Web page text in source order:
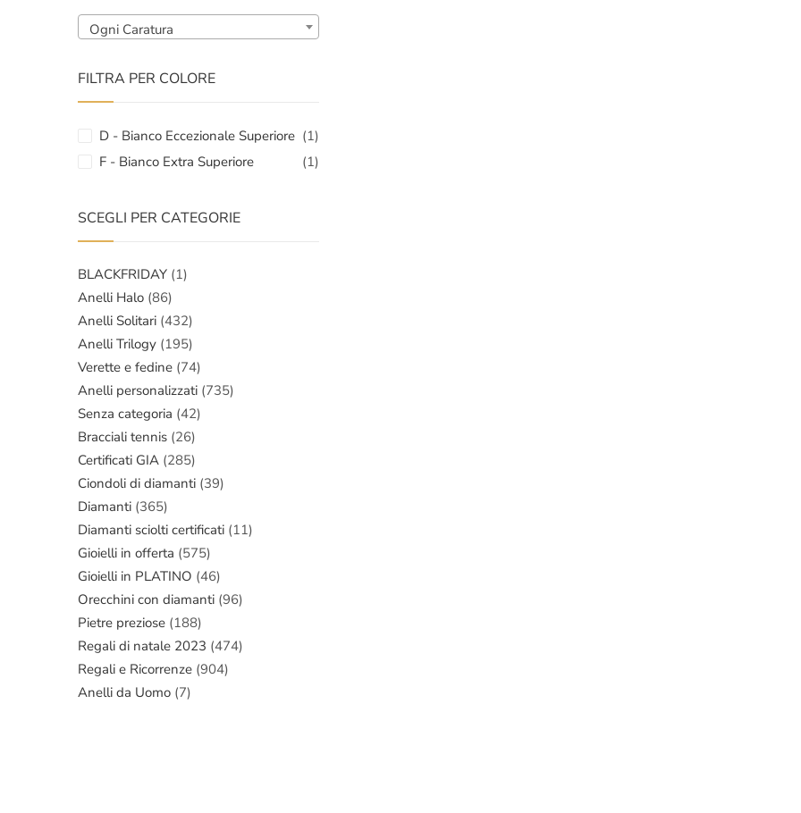
Ogni Caratura
FILTRA PER COLORE
D - Bianco Eccezionale Superiore (1)
F - Bianco Extra Superiore
(1)
SCEGLI PER CATEGORIE
BLACKFRIDAY (1)
Anelli Halo (86)
Anelli Solitari (432)
Anelli Trilogy (195)
Verette e fedine (74)
Anelli personalizzati (735)
Senza categoria (42)
Bracciali tennis (26)
Certificati GIA (285)
Ciondoli di diamanti (39)
Diamanti (365)
Diamanti sciolti certificati (11)
Gioielli in offerta (575)
Gioielli in PLATINO (46)
Orecchini con diamanti (96)
Pietre preziose (188)
Regali di natale 2023 (474)
Regali e Ricorrenze (904)
Anelli da Uomo (7)